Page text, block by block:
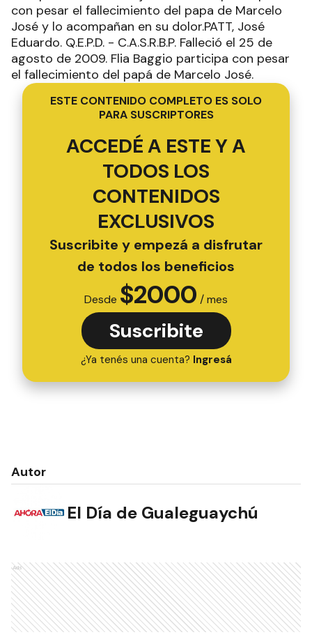
con pesar el fallecimiento del papa de Marcelo
José y lo acompañan en su dolor.PATT, José
Eduardo. Q.E.P.D. - C.A.S.R.B.P. Falleció el 25 de
agosto de 2009. Flia Baggio participa con pesar
el fallecimiento del papá de Marcelo José.
ESTE CONTENIDO COMPLETO ES SOLO
PARA SUSCRIPTORES
ACCEDÉ A ESTE Y A
TODOS LOS
CONTENIDOS
EXCLUSIVOS
Suscribite y empezá a disfrutar
de todos los beneficios
Desde $2000 / mes
Suscribite
¿Ya tenés una cuenta? Ingresá
Autor
El Día de Gualeguaychú
Ads